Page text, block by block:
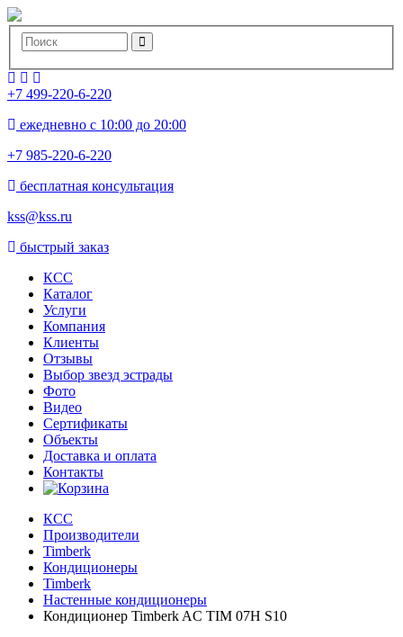
+7 499-220-6-220
ежедневно с 10:00 до 20:00
+7 985-220-6-220
бесплатная консультация
kss@kss.ru
быстрый заказ
КСС
Каталог
Услуги
Компания
Клиенты
Oтзывы
Выбор звезд эстрады
Фото
Видео
Сертификаты
Объекты
Доставка и оплата
Контакты
КСС
Производители
Timberk
Кондиционеры
Timberk
Настенные кондиционеры
Кондиционер Timberk AC TIM 07H S10